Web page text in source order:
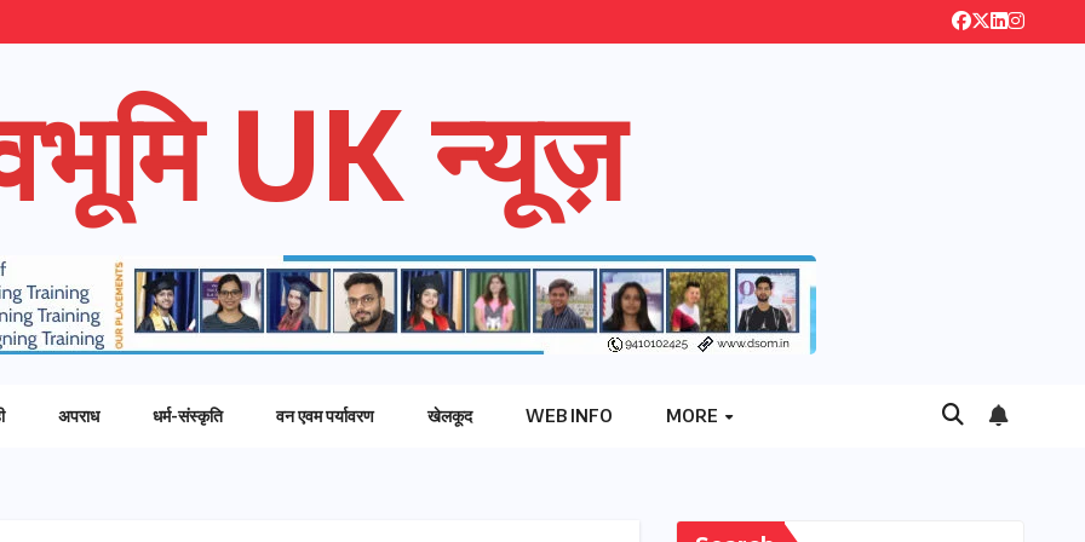
UK न्यूज़
अपराध धर्म-संस्कृति वन एवम पर्यावरण खेलकूद WEB INFO MORE